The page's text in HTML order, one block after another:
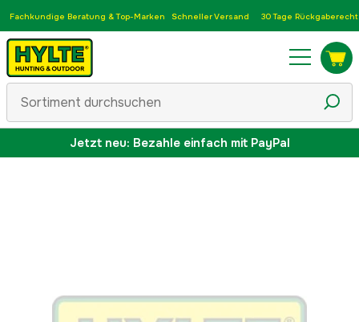
Fachkundige Beratung & Top-Marken Schneller Versand 30 Tage Rückgaberecht
Jetzt neu: Bezahle einfach mit PayPal